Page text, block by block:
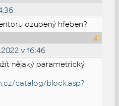
ozubený hřeben?
v 16:46
nějaký parametrický
catalog/block.asp?